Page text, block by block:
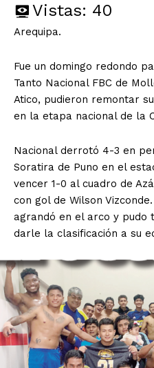
Vistas: 40
Arequipa.
Fue un domingo redondo
Tanto Nacional FBC de
Atico, pudieron remontar
en la etapa nacional de la
Nacional derrotó 4-3 en
Soratira de Puno en el
vencer 1-0 al cuadro de
con gol de Wilson
agrandó en el arco y pudo
darle la clasificación a su